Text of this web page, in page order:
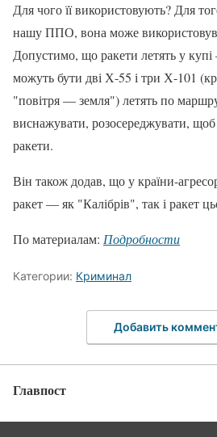
Для чого її використовують? Для
нашу ППО, вона може
Допустимо, що ракети летять у
можуть бути дві Х-55 і три Х-101
"повітря — земля") летять по
виснажувати, розосереджувати,
ракети.
Він також додав, що у країни-
ракет — як "Калібрів", так і ракет
По материалам: Подробности
Категории: Криминал
Добавить
Главпост